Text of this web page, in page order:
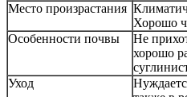
Место произрастания
Хорошо
Особенности почвы
Не
хорошо
Уход